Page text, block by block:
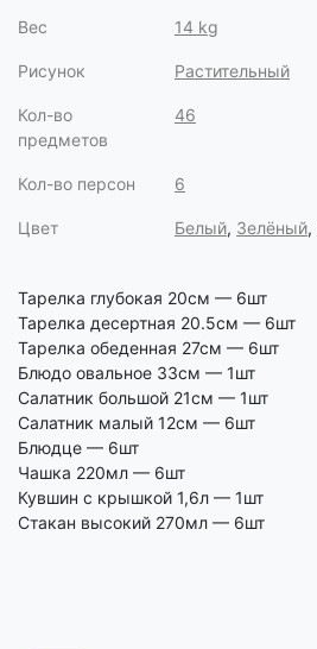
Вес 14 kg
Рисунок Растительный
Кол-во
предметов
46
Кол-во персон 6
Цвет Белый, Зелёный,
Тарелка глубокая 20см — 6шт
Тарелка десертная 20.5см — 6шт
Тарелка обеденная 27см — 6шт
Блюдо овальное 33см — 1шт
Салатник большой 21см — 1шт
Салатник малый 12см — 6шт
Блюдце — 6шт
Чашка 220мл — 6шт
Кувшин с крышкой 1,6л — 1шт
Стакан высокий 270мл — 6шт